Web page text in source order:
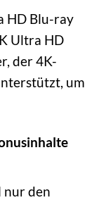
HD Blu-ray
Ultra HD
der 4K-
um
nur den